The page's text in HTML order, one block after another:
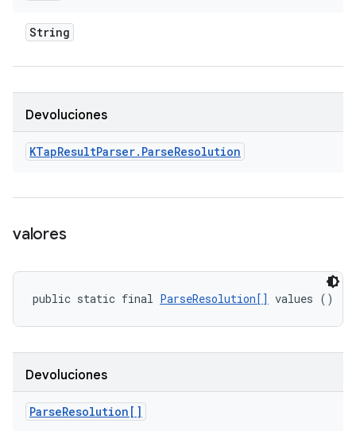
String
Devoluciones
KTapResultParser. ParseResolution
valores
public static final ParseResolution[] values ()
Devoluciones
ParseResolution[]